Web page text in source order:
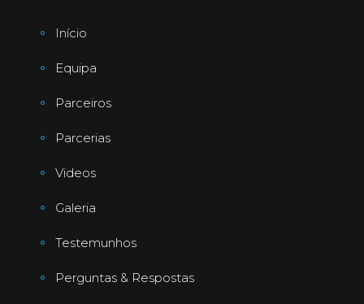
Início
Equipa
Parceiros
Parcerias
Videos
Galeria
Testemunhos
Perguntas & Respostas